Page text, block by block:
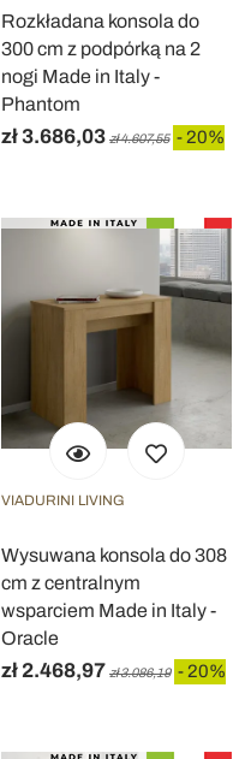
Rozkładana konsola do
300 cm z podpórką na 2
nogi Made in Italy -
Phantom
zł 3.686,03 zł 4.607,55 - 20%
VIADURINI LIVING
Wysuwana konsola do 308
cm z centralnym
wsparciem Made in Italy -
Oracle
zł 2.468,97 zł 3.086,19 - 20%